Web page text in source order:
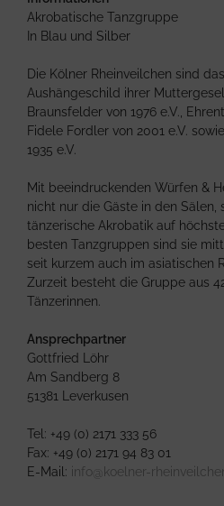
Akrobatische Tanzgruppe
In Blau und Silber
Die Kölner Rheinveilchen sind
Aushängeschild ihrer
Braunsfelder von 1976 e.V.,
Fidele Fordler von 2001 e.V.
1935 e.V.
Mit beeindruckenden Würfen &
nicht nur die Gäste in den Sälen,
tänzerische Akrobatik auf
besten Tanzgruppen sind sie
seit kurzem auch im asiatischen
Zurzeit besteht die Gruppe aus
Tänzerinnen.
Ansprechpartner
Gottfried Löhr
Am Sandberg 8
51381 Leverkusen
Tel: +49 (0) 2171 333 56
Fax: +49 (0) 2171 94 83 01
E-Mail: info@koelner-